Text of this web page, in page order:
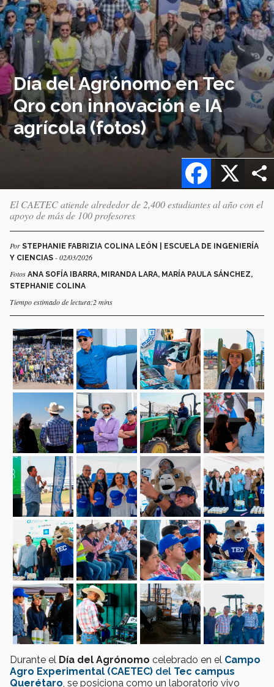
Día del Agrónomo en Tec
Qro con innovación e IA
agrícola (fotos)
X
Facebook
El CAETEC atiende alrededor de 2,400 estudiantes al año con el
apoyo de más de 100 profesores
Por STEPHANIE FABRIZIA COLINA LEÓN | ESCUELA DE INGENIERÍA
Y CIENCIAS - 02/03/2026
Fotos ANA SOFÍA IBARRA, MIRANDA LARA, MARÍA PAULA SÁNCHEZ,
STEPHANIE COLINA
Tiempo estimado de lectura:2 mins
Durante el Día del Agrónomo celebrado en el Campo
Agro Experimental (CAETEC) del Tec campus
Querétaro , se posiciona como un laboratorio vivo